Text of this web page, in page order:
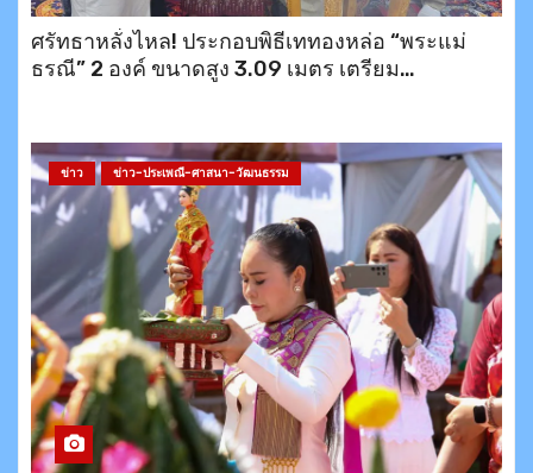
ศรัทธาหลั่งไหล! ประกอบพิธีเททองหล่อ “พระแม่
ธรณี” 2 องค์ ขนาดสูง 3.09 เมตร เตรียม
ประชาชน
ข่าว ข่าว-ประเพณี-ศาสนา-วัฒนธรรม